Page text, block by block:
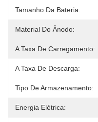
Tamanho Da Bateria:
Material Do Ânodo:
A Taxa De Carregamento:
A Taxa De Descarga:
Tipo De Armazenamento:
Energia Elétrica: